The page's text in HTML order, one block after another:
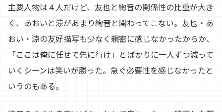
主要人物は４人だけど、友也と絢音の関係性の比重が大き
く、あおいと涼があまり絢音と関わってこない。友也・あ
おい・涼の友好描写も少なく親密に感じなかったからか、
「ここは俺に任せて先に行け」とばかりに一人ずつ減って
いくシーンは笑いが勝った。急ぐ必要性を感じなかったと
いうのもある。